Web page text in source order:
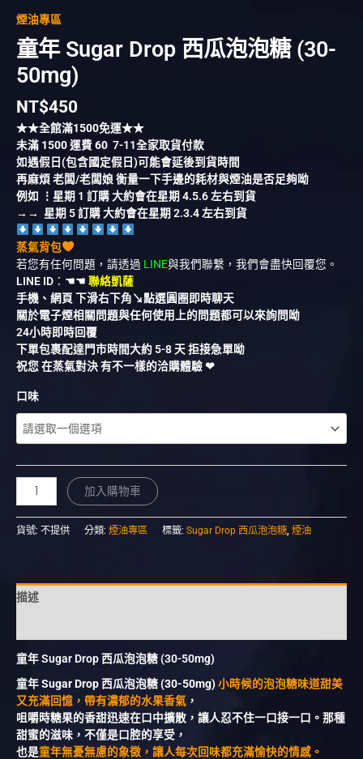
煙油專區
童年 Sugar Drop 西瓜泡泡糖 (30-
50mg)
NT$450
★★全館滿1500免運★★
未滿 1500運費60 7-11全家取貨付款
如遇假日(包含國定假日)可能會延後到貨時間
再麻煩 老闆/老闆娘 衡量一下手邊的耗材與煙油是否足夠呦
例如 ⋮星期 1 訂購 大約會在星期 4.5.6 左右到貨
→→ 星期 5 訂購 大約會在星期 2.3.4 左右到貨
蒸氣背包
若您有任何問題，請透過 LINE與我們聯繫，我們會盡快回覆您。
LINE ID ： ☚☚ 聯絡凱薩
手機、網頁 下滑右下角↘︎點選圓圈即時聊天
關於電子煙相關問題與任何使用上的問題都可以來詢問呦
24小時即時回覆
下單包裹配達門市時間大約 5-8 天 拒接急單呦
祝您 在蒸氣對決 有不一樣的洽購體驗 ❤︎
口味
加入購物車
貨號: 不提供 分類: 煙油專區 標籤: Sugar Drop 西瓜泡泡糖 煙油
描述
童年 Sugar Drop 西瓜泡泡糖 (30-50mg)
童年 Sugar Drop 西瓜泡泡糖 (30-50mg)小時候的泡泡糖味道甜美
又充滿回憶，帶有濃郁的水果香氣 ，
咀嚼時糖果的香甜迅速在口中擴散，讓人忍不住一口接一口。那種
甜蜜的滋味，不僅是口腔的享受，
也是童年無憂無慮的象徵，讓人每次回味都充滿愉快的情感。